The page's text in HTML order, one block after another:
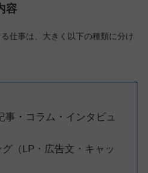
容
仕事は、大きく以下の種類に分け
事・コラム・インタビュ
（LP・広告文・キャッ